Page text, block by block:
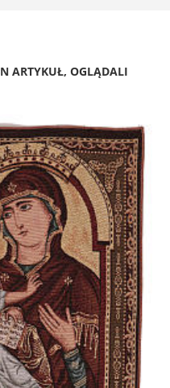
ARTYKUŁ, OGLĄDALI